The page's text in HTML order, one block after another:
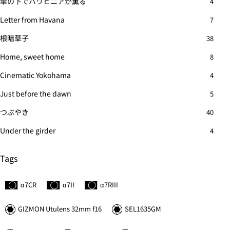
Letter from Havana 7
根暗草子 38
Home, sweet home 8
Cinematic Yokohama 4
Just before the dawn 5
つぶやき 40
Under the girder 4
Tags
α7CR α7II α7RIII
GIZMON Utulens 32mm f16 SEL1635GM